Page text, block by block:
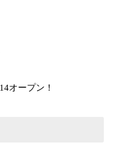
オープン！